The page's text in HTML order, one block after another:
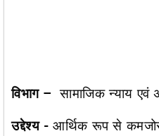
विभाग – सामाजिक न्याय एवं
उद्देश्य -​ आर्थिक रूप से कमजोर